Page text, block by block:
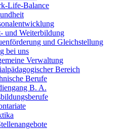
Life-Balance
und Weiterbildung
und Gleichstellung
bei uns
Verwaltung
Bereich
Berufe
B. A.